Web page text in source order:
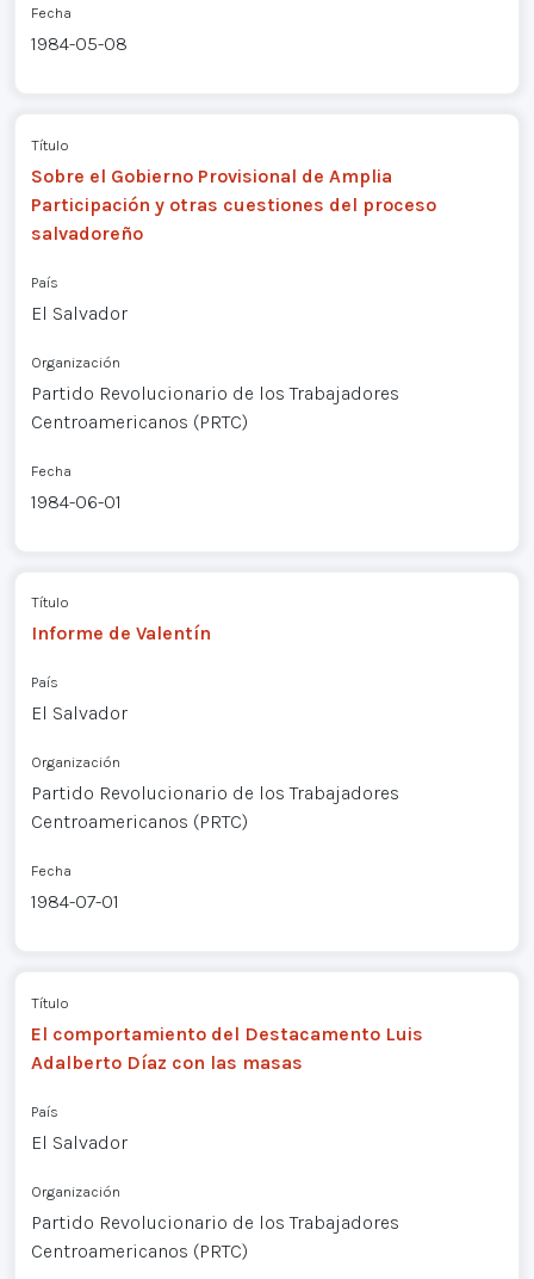
Fecha
1984-05-08
Título
Sobre el Gobierno Provisional de Amplia
Participación y otras cuestiones del proceso
salvadoreño
País
El Salvador
Organización
Partido Revolucionario de los Trabajadores
Centroamericanos (PRTC)
Fecha
1984-06-01
Título
Informe de Valentín
País
El Salvador
Organización
Partido Revolucionario de los Trabajadores
Centroamericanos (PRTC)
Fecha
1984-07-01
Título
El comportamiento del Destacamento Luis
Adalberto Díaz con las masas
País
El Salvador
Organización
Partido Revolucionario de los Trabajadores
Centroamericanos (PRTC)